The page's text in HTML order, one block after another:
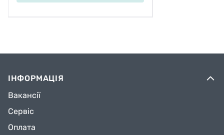
ІНФОРМАЦІЯ
Вакансії
Сервіс
Оплата